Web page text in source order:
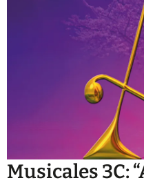
Musicales 3C: